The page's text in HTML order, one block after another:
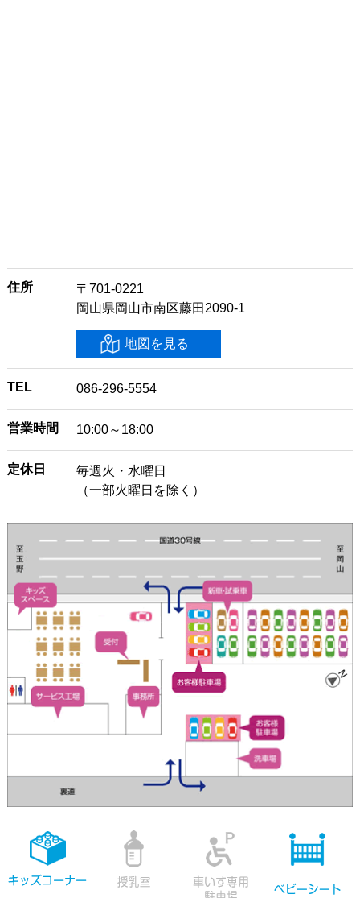
住所
〒701-0221
岡山県岡山市南区藤田2090-1
地図を見る
TEL 086-296-5554
営業時間 10:00～18:00
定休日
毎週火・水曜日
（一部火曜日を除く）